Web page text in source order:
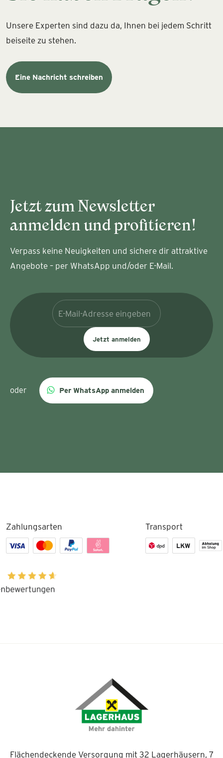
Unsere Experten sind dazu da, Ihnen bei jedem Schritt
beiseite zu stehen.
Eine Nachricht schreiben
Jetzt zum Newsletter
anmelden und profitieren!
Verpass keine Neuigkeiten und sichere dir attraktive
Angebote – per WhatsApp und/oder E-Mail.
Jetzt anmelden
oder Per WhatsApp anmelden
Zahlungsarten Transport
Flächendeckende Versorgung mit 32 Lagerhäusern, 7